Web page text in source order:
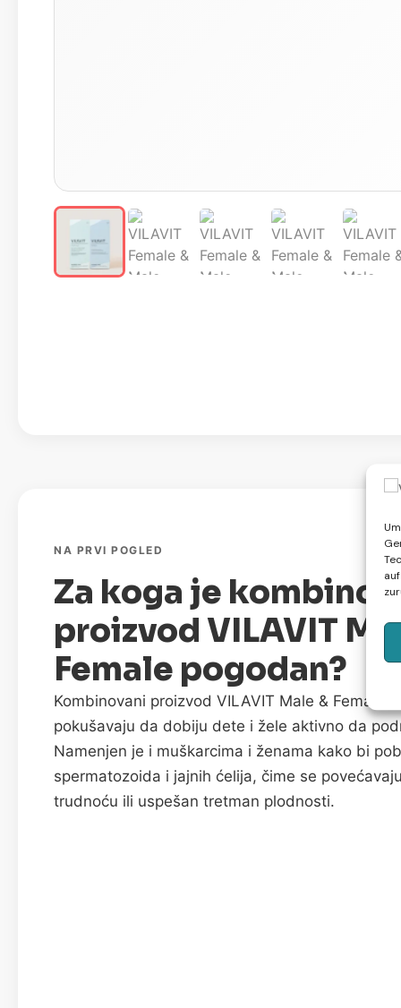
NA PRVI POGLED
Za koga je
proizvod VILAVIT
Female pogodan?
Kombinovani proizvod VILAVIT Male & Female
pokušavaju da dobiju dete i žele aktivno da
Namenjen je i muškarcima i ženama kako bi
spermatozoida i jajnih ćelija, čime se
trudnoću ili uspešan tretman plodnosti.